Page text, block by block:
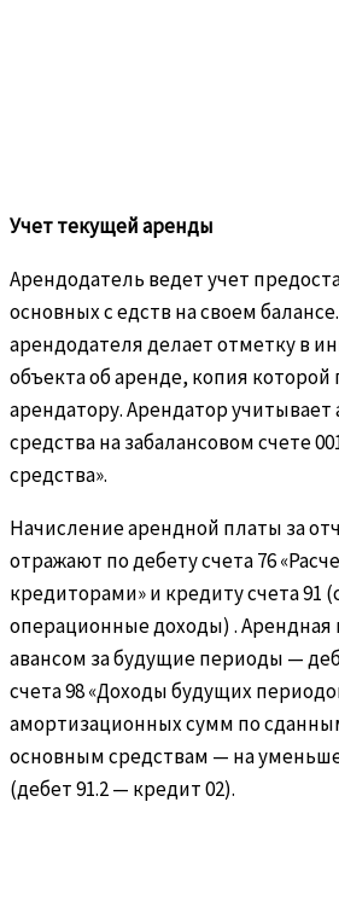
Учет текущей аренды
Арендодатель ведет учет
основных с едств на своем
арендодателя делает отметку в
объекта об аренде, копия которой
арендатору. Арендатор
средства на забалансовом счете
средства».
Начисление арендной платы за
отражают по дебету счета 76
кредиторами» и кредиту счета 91
операционные доходы) . Арендная
авансом за будущие периоды —
счета 98 «Доходы будущих
амортизационных сумм по
основным средствам — на
(дебет 91.2 — кредит 02).